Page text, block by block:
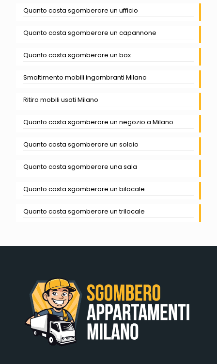
Quanto costa sgomberare un ufficio
Quanto costa sgomberare un capannone
Quanto costa sgomberare un box
Smaltimento mobili ingombranti Milano
Ritiro mobili usati Milano
Quanto costa sgomberare un negozio a Milano
Quanto costa sgomberare un solaio
Quanto costa sgomberare una sala
Quanto costa sgomberare un bilocale
Quanto costa sgomberare un trilocale